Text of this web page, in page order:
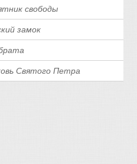
свободы
замок
Святого Петра